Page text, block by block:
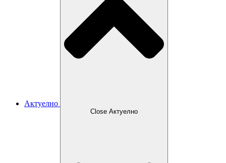
Актуелно
Close Актуелно